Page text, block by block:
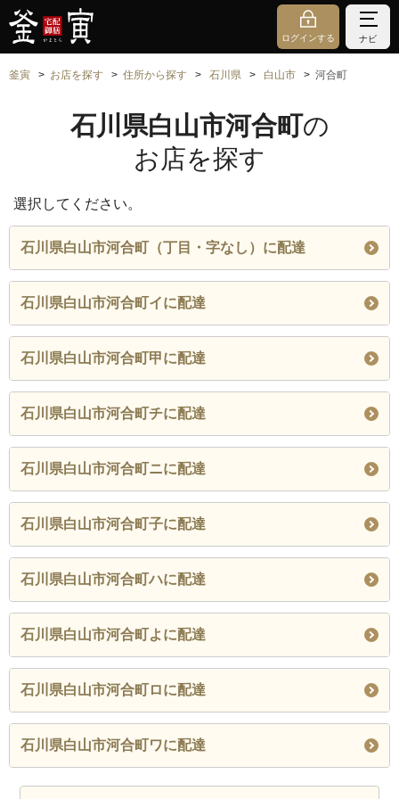
ログインする ナビ
釜寅 お店を探す 住所から探す 石川県 白山市 河合町
石川県白山市河合町の
お店を探す
選択してください。
石川県白山市河合町（丁目・字なし）に配達
石川県白山市河合町イに配達
石川県白山市河合町甲に配達
石川県白山市河合町チに配達
石川県白山市河合町ニに配達
石川県白山市河合町子に配達
石川県白山市河合町ハに配達
石川県白山市河合町よに配達
石川県白山市河合町ロに配達
石川県白山市河合町ワに配達